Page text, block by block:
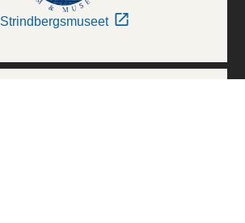
Strindbergsmuseet